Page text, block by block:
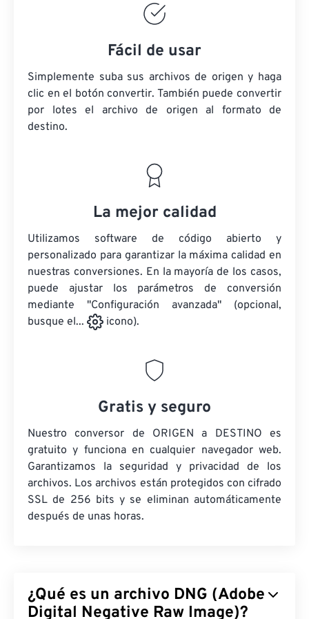
Fácil de usar
Simplemente suba sus archivos de origen y haga
clic en el botón convertir. También puede convertir
por lotes el archivo de origen al formato de
destino.
La mejor calidad
Utilizamos software de código abierto y
personalizado para garantizar la máxima calidad en
nuestras conversiones. En la mayoría de los casos,
puede ajustar los parámetros de conversión
mediante "Configuración avanzada" (opcional,
busque el...
icono).
Gratis y seguro
Nuestro conversor de ORIGEN a DESTINO es
gratuito y funciona en cualquier navegador web.
Garantizamos la seguridad y privacidad de los
archivos. Los archivos están protegidos con cifrado
SSL de 256 bits y se eliminan automáticamente
después de unas horas.
¿Qué es un archivo DNG (Adobe
Digital Negative Raw Image)?